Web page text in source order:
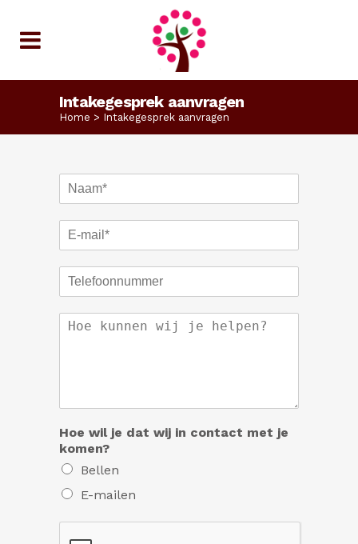
Intakegesprek aanvragen
Home > Intakegesprek aanvragen
Hoe wil je dat wij in contact met je
komen?
Bellen
E-mailen